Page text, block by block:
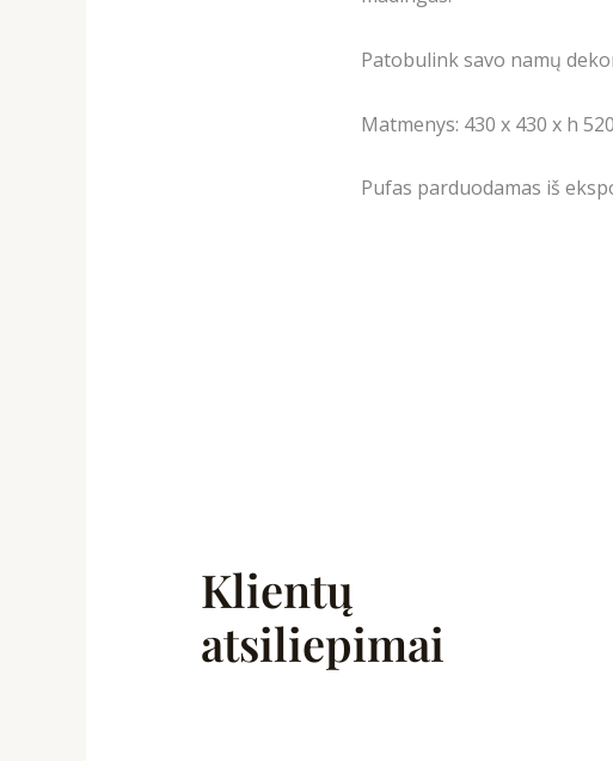
Patobulink savo namų
Matmenys: 430 х 430 х h
Pufas parduodamas iš
Klientų
atsiliepimai